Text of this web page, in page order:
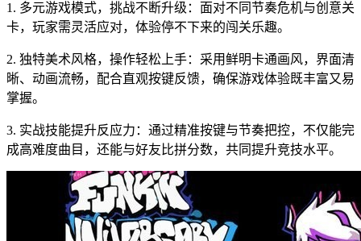
1. 多元游戏模式，挑战不断升级：面对不同节奏危机与创意关
卡，玩家需灵活应对，体验停不下来的闯关乐趣。
2. 独特美术风格，操作轻松上手：采用鲜明卡通画风，界面清
晰、动画流畅，配合直观按键反馈，确保游戏体验既丰富又易
掌握。
3. 实战技能提升反应力：通过精准按键与节奏把控，不仅能完
成高难度曲目，还能与好友比拼分数，共同提升竞技水平。